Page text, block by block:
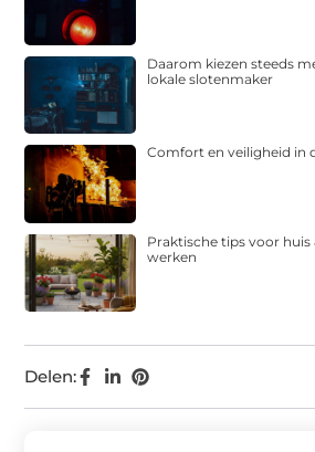
Delen:
Daarom kiezen steeds
lokale slotenmaker
Comfort en veiligheid in
Praktische tips voor huis
werken